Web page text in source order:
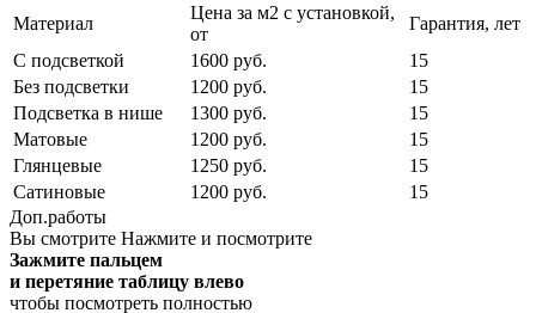
Материал
Цена за м2 с установкой,
от
Гарантия, лет
С подсветкой
1600 руб.
15
Без подсветки
1200 руб.
15
Подсветка в нише
1300 руб.
15
Матовые
1200 руб.
15
Глянцевые
1250 руб.
15
Сатиновые
1200 руб.
15
Доп.работы
Вы смотрите Нажмите и посмотрите
Зажмите пальцем
и перетяние таблицу влево
чтобы посмотреть полностью